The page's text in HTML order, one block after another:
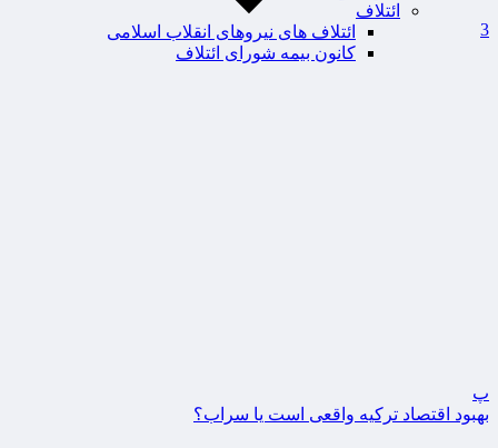
ائتلاف
ائتلاف های نیروهای انقلاب اسلامی
کانون بیمه شورای ائتلاف
3
پ
بهبود اقتصاد ترکیه واقعی است یا سراب؟